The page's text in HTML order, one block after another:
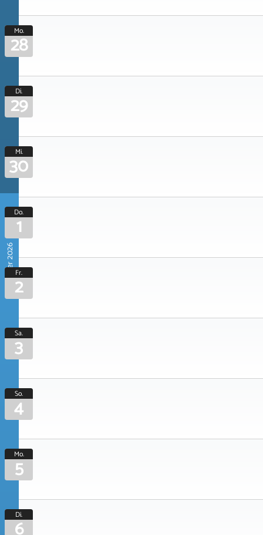
Mo.
28
Di.
29
Mi.
30
Oktober 2026
Do.
1
Fr.
2
Sa.
3
So.
4
Mo.
5
Di.